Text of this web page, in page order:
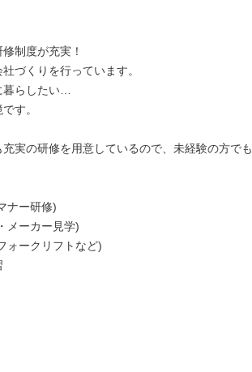
制度が充実！
づくりを行っています。
らしたい…
す。
実の研修を用意しているので、未経験の方でも
ナー研修)
メーカー見学)
ォークリフトなど)